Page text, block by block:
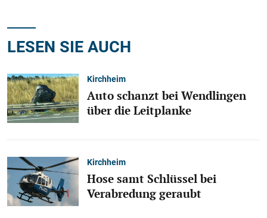
LESEN SIE AUCH
Kirchheim
Auto schanzt bei Wendlingen
über die Leitplanke
Kirchheim
Hose samt Schlüssel bei
Verabredung geraubt